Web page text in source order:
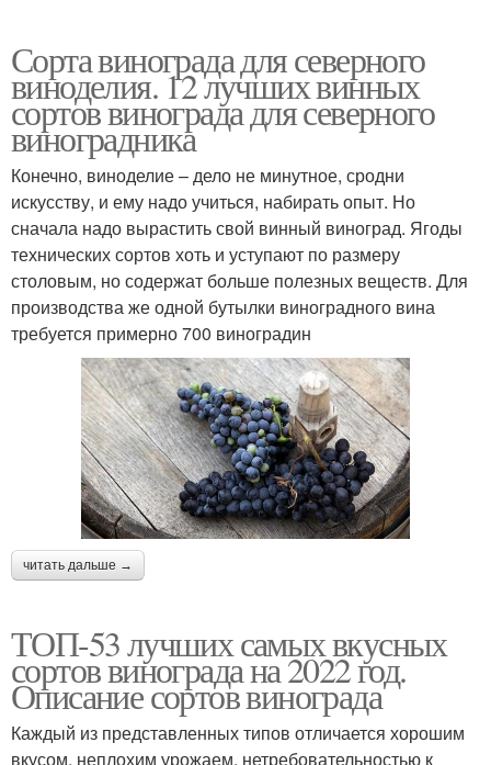
Сорта винограда для северного
виноделия. 12 лучших винных
сортов винограда для северного
виноградника
Конечно, виноделие – дело не минутное, сродни
искусству, и ему надо учиться, набирать опыт. Но
сначала надо вырастить свой винный виноград. Ягоды
технических сортов хоть и уступают по размеру
столовым, но содержат больше полезных веществ. Для
производства же одной бутылки виноградного вина
требуется примерно 700 виноградин
читать дальше →
ТОП-53 лучших самых вкусных
сортов винограда на 2022 год.
Описание сортов винограда
Каждый из представленных типов отличается хорошим
вкусом, неплохим урожаем, нетребовательностью к